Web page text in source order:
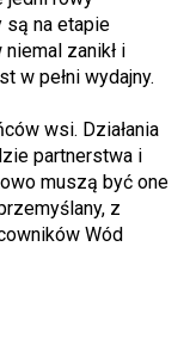
są na etapie
zanikł i
w pełni wydajny.
wsi. Działania
partnerstwa i
muszą być one
z
Wód